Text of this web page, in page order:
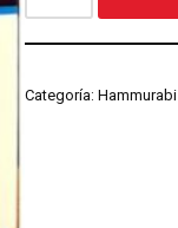
Categoría:Hammurabi